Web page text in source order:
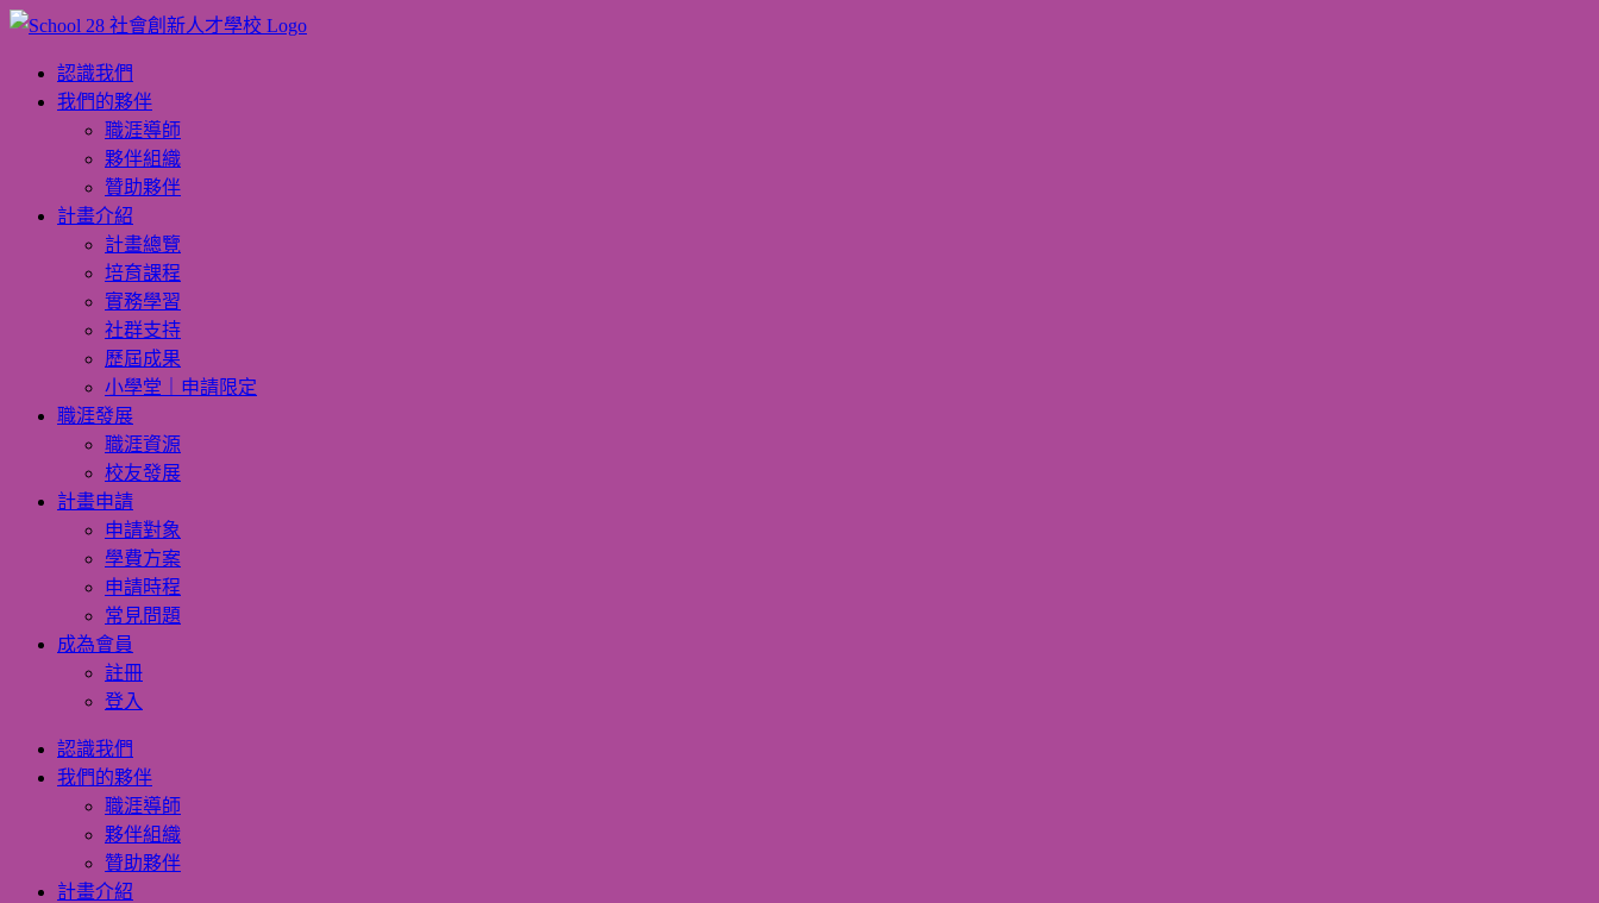
Skip
content
認識我們
我們的夥伴
職涯導師
夥伴組織
贊助夥伴
計畫介紹
計畫總覽
培育課程
實務學習
社群支持
歷屆成果
小學堂｜申請限定
職涯發展
職涯資源
校友發展
計畫申請
申請對象
學費方案
申請時程
常見問題
成為會員
註冊
登入
認識我們
我們的夥伴
職涯導師
夥伴組織
贊助夥伴
計畫介紹